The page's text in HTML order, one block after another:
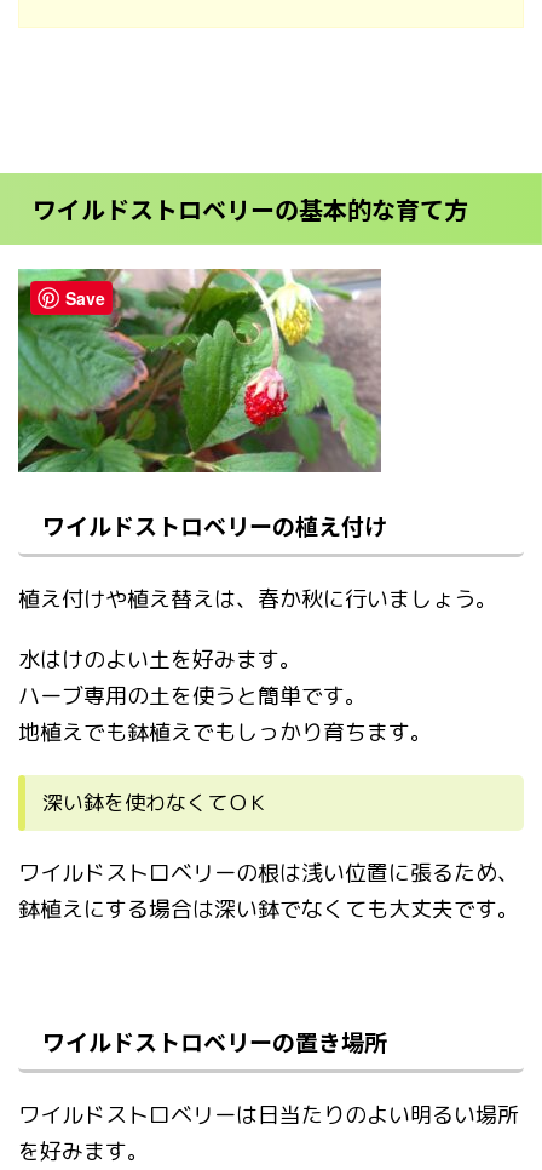
ワイルドストロベリーの基本的な育て方
ワイルドストロベリーの植え付け
植え付けや植え替えは、春か秋に行いましょう。
水はけのよい土を好みます。
ハーブ専用の土を使うと簡単です。
地植えでも鉢植えでもしっかり育ちます。
深い鉢を使わなくてＯＫ
ワイルドストロベリーの根は浅い位置に張るため、
鉢植えにする場合は深い鉢でなくても大丈夫です。
ワイルドストロベリーの置き場所
ワイルドストロベリーは日当たりのよい明るい場所
を好みます。
Save